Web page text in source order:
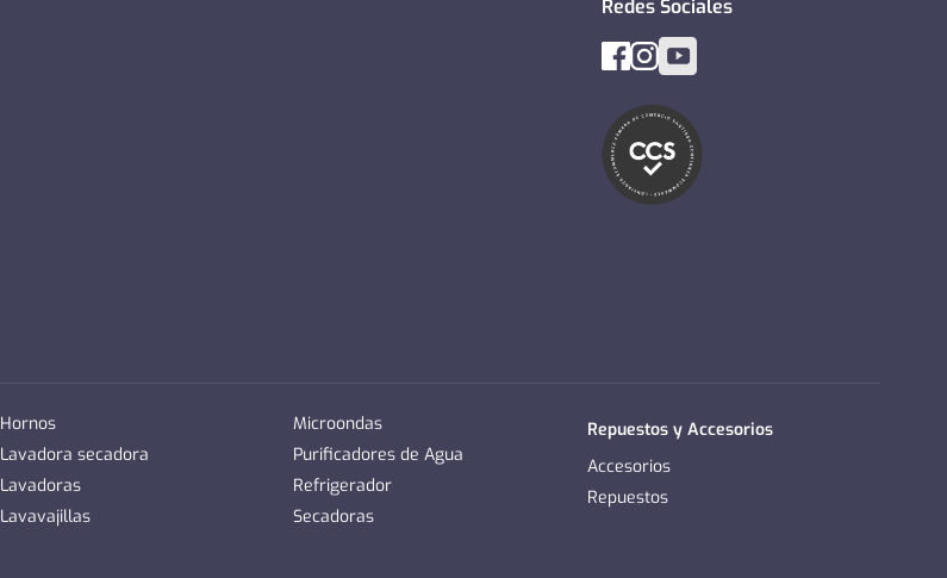
Redes Sociales
Hornos
Lavadora secadora
Lavadoras
Lavavajillas
Microondas
Purificadores de Agua
Refrigerador
Secadoras
Repuestos y Accesorios
Accesorios
Repuestos